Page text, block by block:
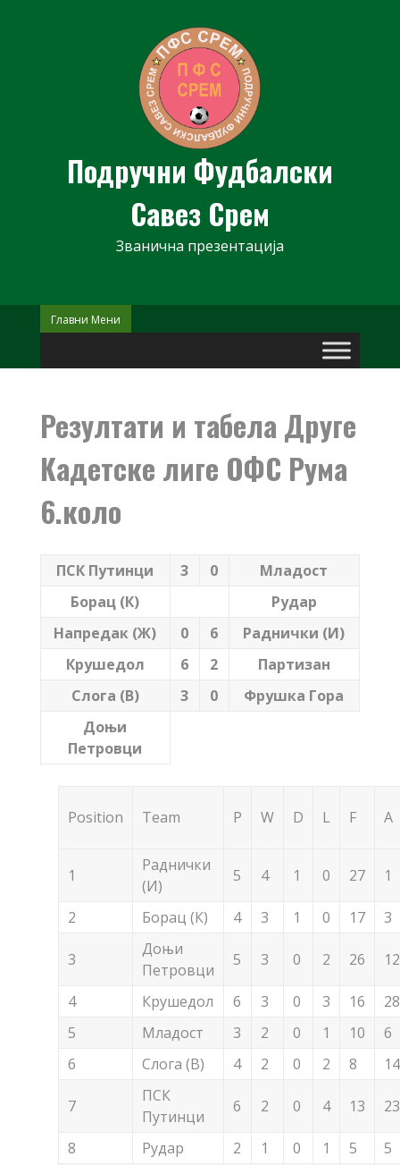
Подручни Фудбалски
Савез Срем
Званична презентација
Главни Мени
Резултати и табела Друге
Кадетске лиге ОФС Рума
6.коло
ПСК Путинци 3 0
Младост
Борац (К)
Рудар
Напредак (Ж)
0 6
Раднички (И)
Крушедол
6 2
Партизан
Слога (В)
3 0
Фрушка Гора
Доњи
Петровци
Position Team P W D L F A
1
Раднички
(И)
5 4 1 0 27 1
2 Борац (К) 4 3 1 0 17 3
3
Доњи
Петровци
5 3 0 2 26 12
4 Крушедол 6 3 0 3 16
28
5
Младост 3 2 0 1 10
6
6
Слога (В) 4 2 0 2 8 14
7
ПСК
Путинци
6 2 0 4 13 23
8 Рудар 2 1 0 1 5 5